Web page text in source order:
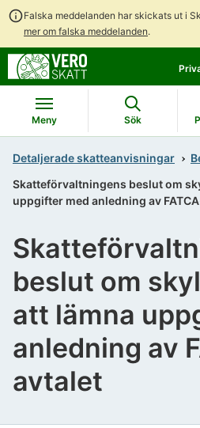
Falska meddelanden har skickats ut i
mer om falska meddelanden.
till
till
hela
Meny Sök
Detaljerade skatteanvisningar
Skatteförvaltningens beslut om
uppgifter med anledning av
beslut om
att lämna
anledning av
avtalet